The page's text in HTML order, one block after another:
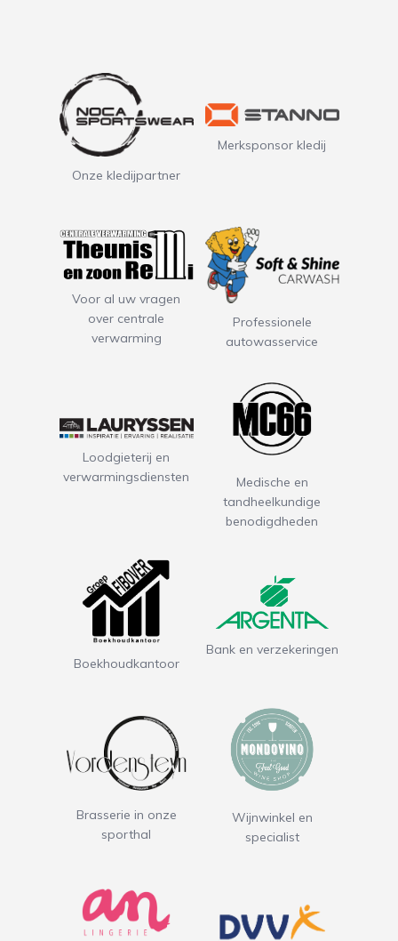
Onze kledijpartner
Merksponsor kledij
Voor al uw vragen
over centrale
verwarming
Professionele
autowasservice
Loodgieterij en
verwarmingsdiensten
Medische en
tandheelkundige
benodigdheden
Boekhoudkantoor
Bank en verzekeringen
Brasserie in onze
sporthal
Wijnwinkel en
specialist